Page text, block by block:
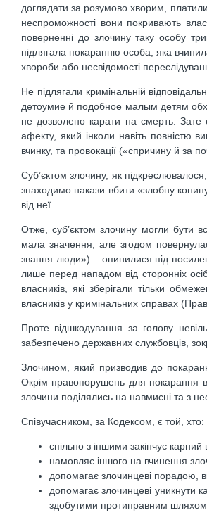
доглядати за розумово хворим,
неспроможності вони покривають
поверненні до злочину таку особу
підлягала покаранню особа, яка
хвороби або несвідомості
Не підлягали кримінальній
детоумие й подобное малым детям
не дозволено карати на смерть. Зате
афекту, який інколи навіть повністю
вчинку, та провокації («спричину й за
Суб’єктом злочину, як
знаходимо накази вбити «злобну
від неї.
Отже, суб’єктом злочину могли бути
мала значення, але згодом
звання люди») – опинилися під
лише перед нападом від сторонніх
власників, які зберігали тільки
власників у кримінальних справах
Проте відшкодування за голову
забезпечено державних службовців,
Злочином, який призводив до
Окрім правопорушень для покарання
злочини поділялись на навмисні та з
Співучасником, за Кодексом, є той, хто:
спільно з іншими закінчує
намовляє іншого на вчинення
допомагає злочинцеві порадою,
допомагає злочинцеві уникнути
здобутими протиправним шляхом